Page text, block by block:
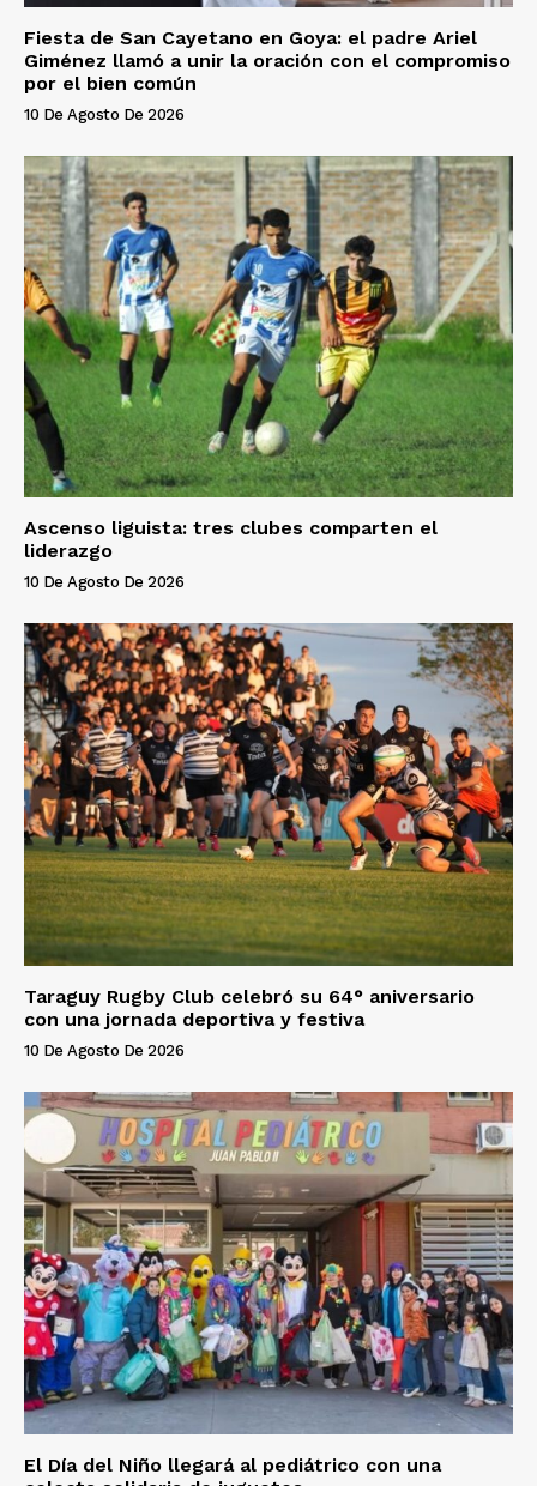
Fiesta de San Cayetano en Goya: el padre Ariel
Giménez llamó a unir la oración con el compromiso
por el bien común
10 De Agosto De 2026
Ascenso liguista: tres clubes comparten el
liderazgo
10 De Agosto De 2026
Taraguy Rugby Club celebró su 64° aniversario
con una jornada deportiva y festiva
10 De Agosto De 2026
El Día del Niño llegará al pediátrico con una